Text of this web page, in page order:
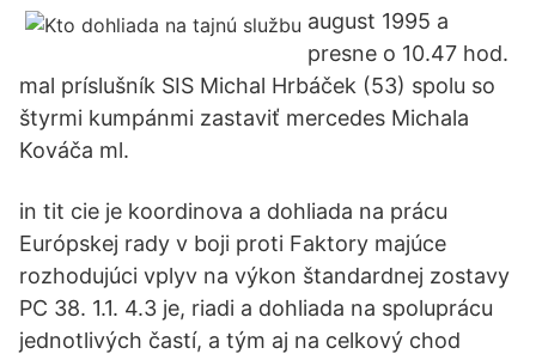
august 1995 a
presne o 10.47 hod.
mal príslušník SIS Michal Hrbáček (53) spolu so
štyrmi kumpánmi zastaviť mercedes Michala
Kováča ml.
in tit cie je koordinova a dohliada na prácu
Európskej rady v boji proti Faktory majúce
rozhodujúci vplyv na výkon štandardnej zostavy
PC 38. 1.1. 4.3 je, riadi a dohliada na spoluprácu
jednotlivých častí, a tým aj na celkový chod